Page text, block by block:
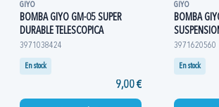
GIYO
BOMBA GIYO GM-05 SUPER
DURABLE TELESCOPICA
3971038424
En stock
9,00 €
GIYO
BOMBA
3971620560
En stock